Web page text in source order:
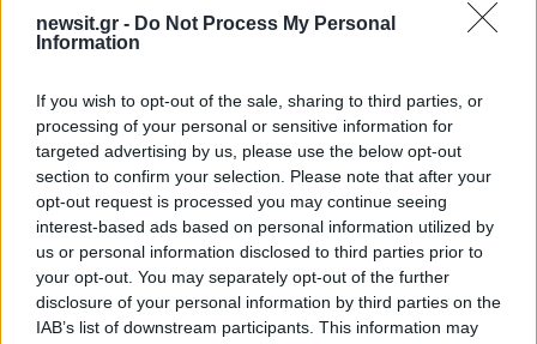
newsit.gr - Do Not Process My Personal
Information
If you wish to opt-out of the sale, sharing to third parties, or
processing of your personal or sensitive information for
targeted advertising by us, please use the below opt-out
section to confirm your selection. Please note that after your
opt-out request is processed you may continue seeing
interest-based ads based on personal information utilized by
us or personal information disclosed to third parties prior to
your opt-out. You may separately opt-out of the further
disclosure of your personal information by third parties on the
IAB’s list of downstream participants. This information may